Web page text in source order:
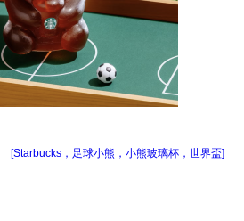
[Starbucks，足球小熊，小熊玻璃杯，世界盃]